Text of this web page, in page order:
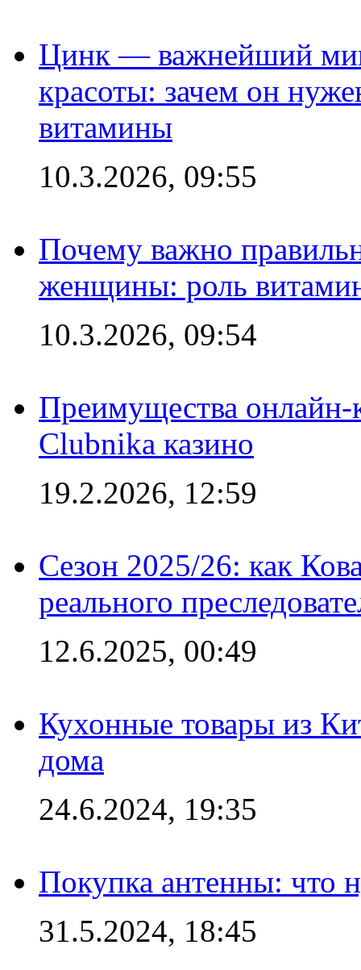
Цинк — важнейший
красоты: зачем он
витамины
10.3.2026, 09:55
Почему важно
женщины: роль
10.3.2026, 09:54
Преимущества онлайн-
Clubnika казино
19.2.2026, 12:59
Сезон 2025/26: как
реального
12.6.2025, 00:49
Кухонные товары из
дома
24.6.2024, 19:35
Покупка антенны: что
31.5.2024, 18:45